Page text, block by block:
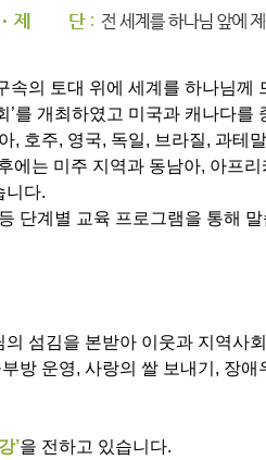
의 토대 위에 세계를 하나님께
를 개최하였고 미국과 캐나다를
호주, 영국, 독일, 브라질, 과테
에는 미주 지역과 동남아, 아프
니다.
단계별 교육 프로그램을 통해
섬김을 본받아 이웃과 지역사
방 운영, 사랑의 쌀 보내기, 장애
’을 전하고 있습니다.